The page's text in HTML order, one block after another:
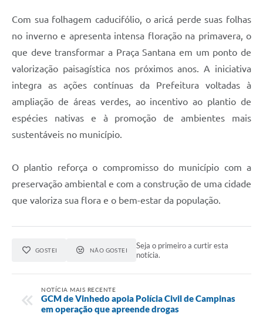
Com sua folhagem caducifólio, o aricá perde suas folhas
no inverno e apresenta intensa floração na primavera, o
que deve transformar a Praça Santana em um ponto de
valorização paisagística nos próximos anos. A iniciativa
integra as ações contínuas da Prefeitura voltadas à
ampliação de áreas verdes, ao incentivo ao plantio de
espécies nativas e à promoção de ambientes mais
sustentáveis no município.
O plantio reforça o compromisso do município com a
preservação ambiental e com a construção de uma cidade
que valoriza sua flora e o bem-estar da população.
GOSTEI NÃO GOSTEI
Seja o primeiro a curtir esta
notícia.
NOTÍCIA MAIS RECENTE
GCM de Vinhedo apoia Polícia Civil de Campinas
em operação que apreende drogas